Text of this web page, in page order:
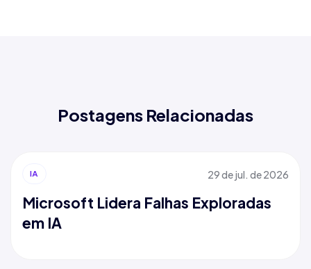
Postagens Relacionadas
IA 29 de jul. de 2026
Microsoft Lidera Falhas Exploradas
em IA